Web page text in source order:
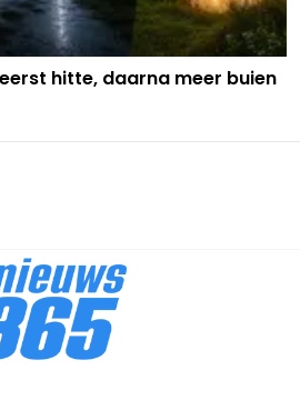
hitte, daarna meer buien